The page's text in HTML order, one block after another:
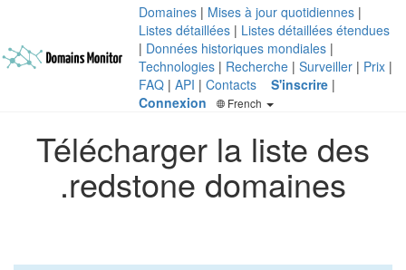
Domaines | Mises à jour quotidiennes |
Listes détaillées | Listes détaillées étendues
| Données historiques mondiales |
Technologies | Recherche | Surveiller | Prix |
FAQ | API | Contacts S'inscrire |
Connexion
French
Télécharger la liste des
.redstone domaines